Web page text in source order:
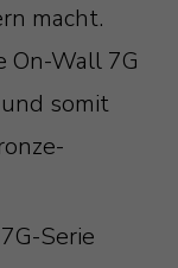
macht.
On-Wall 7G
somit
Serie